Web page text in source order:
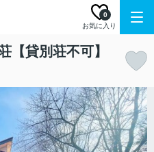
お気に入り
0
貸別荘不可】